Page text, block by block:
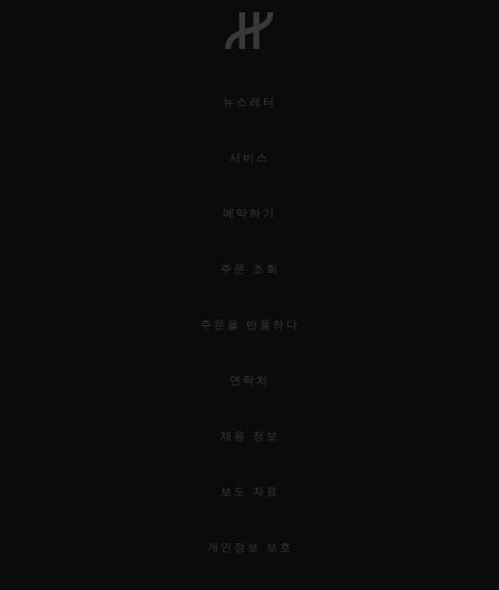
뉴스레터
서비스
예약하기
주문 조회
주문을 반품하다
연락처
채용 정보
보도 자료
개인정보 보호